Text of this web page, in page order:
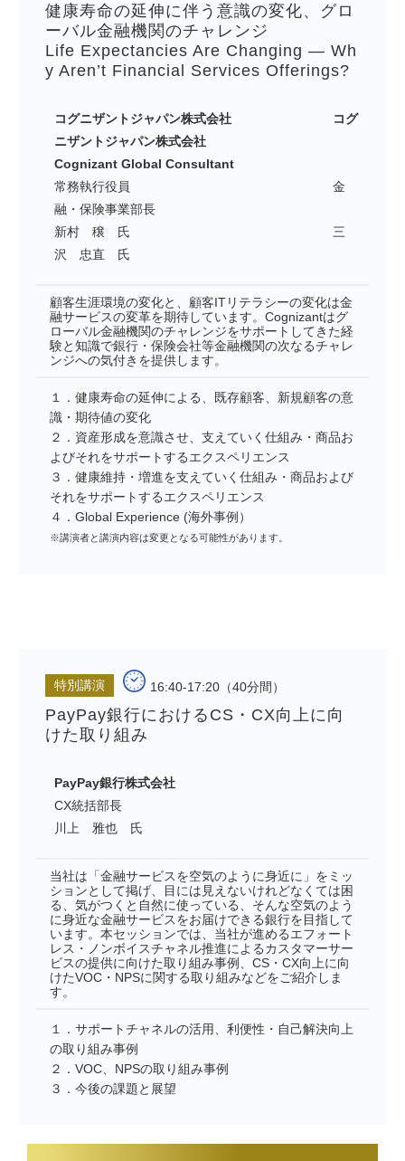
健康寿命の延伸に伴う意識の変化、グロ
ーバル金融機関のチャレンジ
Life Expectancies Are Changing — Wh
y Aren’t Financial Services Offerings?
コグニザントジャパン株式会社 コグ
ニザントジャパン株式会社
Cognizant Global Consultant
常務執行役員 金
融・保険事業部長
新村 穣 氏 三
沢 忠直 氏
顧客生涯環境の変化と、顧客ITリテラシーの変化は金
融サービスの変革を期待しています。Cognizantはグ
ローバル金融機関のチャレンジをサポートしてきた経
験と知識で銀行・保険会社等金融機関の次なるチャレ
ンジへの気付きを提供します。
１．健康寿命の延伸による、既存顧客、新規顧客の意
識・期待値の変化
２．資産形成を意識させ、支えていく仕組み・商品お
よびそれをサポートするエクスペリエンス
３．健康維持・増進を支えていく仕組み・商品および
それをサポートするエクスペリエンス
４．Global Experience (海外事例）
※講演者と講演内容は変更となる可能性があります。
特別講演 16:40-17:20（40分間）
PayPay銀行におけるCS・CX向上に向
けた取り組み
PayPay銀行株式会社
CX統括部長
川上 雅也 氏
当社は「金融サービスを空気のように身近に」をミッ
ションとして掲げ、目には見えないけれどなくては困
る、気がつくと自然に使っている、そんな空気のよう
に身近な金融サービスをお届けできる銀行を目指して
います。本セッションでは、当社が進めるエフォート
レス・ノンボイスチャネル推進によるカスタマーサー
ビスの提供に向けた取り組み事例、CS・CX向上に向
けたVOC・NPSに関する取り組みなどをご紹介しま
す。
１．サポートチャネルの活用、利便性・自己解決向上
の取り組み事例
２．VOC、NPSの取り組み事例
３．今後の課題と展望